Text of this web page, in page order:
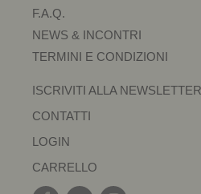
F.A.Q.
NEWS & INCONTRI
TERMINI E CONDIZIONI
ISCRIVITI ALLA NEWSLETTER
CONTATTI
LOGIN
CARRELLO